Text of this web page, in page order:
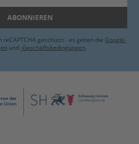
ABONNIEREN
geschützt - es gelten die Google-
und -Geschäftsbedingungen.